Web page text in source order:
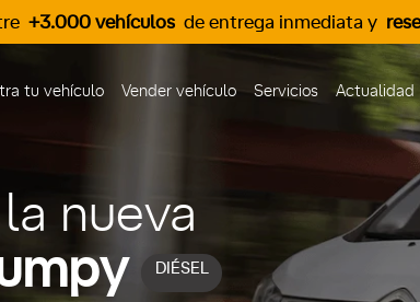
+3.000 vehículos de entrega inmediata y
tu vehículo Vender vehículo Servicios Actualidad
nueva
DIÉSEL